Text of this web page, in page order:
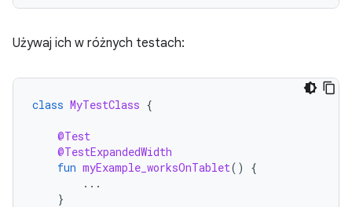
Używaj ich w różnych testach:
class MyTestClass {
@Test
@TestExpandedWidth
fun myExample_worksOnTablet()
{
...
}